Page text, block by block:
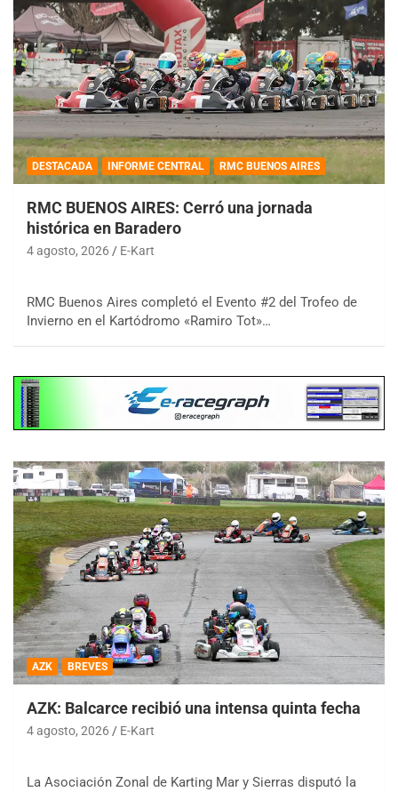
DESTACADA INFORME CENTRAL RMC BUENOS AIRES
RMC BUENOS AIRES: Cerró una jornada
histórica en Baradero
4 agosto, 2026 E-Kart
RMC Buenos Aires completó el Evento #2 del Trofeo de
Invierno en el Kartódromo «Ramiro Tot»…
AZK BREVES
AZK: Balcarce recibió una intensa quinta fecha
4 agosto, 2026 E-Kart
La Asociación Zonal de Karting Mar y Sierras disputó la